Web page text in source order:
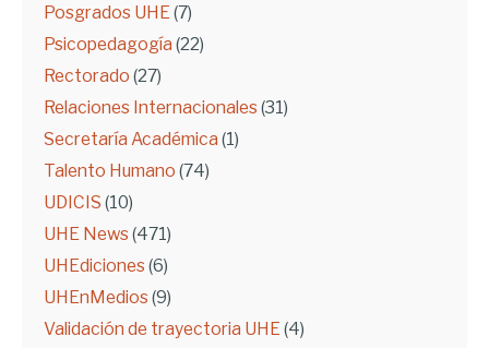
Posgrados UHE (7)
Psicopedagogía (22)
Rectorado (27)
Relaciones Internacionales (31)
Secretaría Académica (1)
Talento Humano (74)
UDICIS (10)
UHE News (471)
UHEdiciones (6)
UHEnMedios (9)
Validación de trayectoria UHE (4)